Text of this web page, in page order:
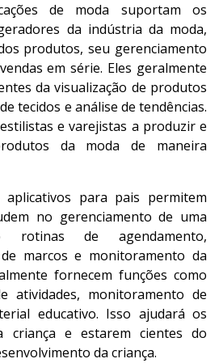
de moda suportam os
da indústria da moda,
produtos, seu gerenciamento
em série. Eles geralmente
da visualização de produtos
tecidos e análise de tendências.
e varejistas a produzir e
da moda de maneira
aplicativos para pais permitem
no gerenciamento de uma
rotinas de agendamento,
marcos e monitoramento da
fornecem funções como
atividades, monitoramento de
educativo. Isso ajudará os
e estarem cientes do
da criança.